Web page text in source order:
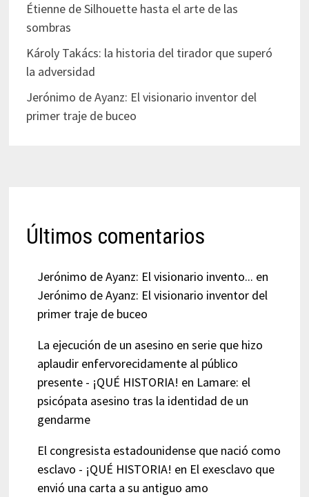
Étienne de Silhouette hasta el arte de las
sombras
Károly Takács: la historia del tirador que superó
la adversidad
Jerónimo de Ayanz: El visionario inventor del
primer traje de buceo
Últimos comentarios
Jerónimo de Ayanz: El visionario invento... en
Jerónimo de Ayanz: El visionario inventor del
primer traje de buceo
La ejecución de un asesino en serie que hizo
aplaudir enfervorecidamente al público
presente - ¡QUÉ HISTORIA! en Lamare: el
psicópata asesino tras la identidad de un
gendarme
El congresista estadounidense que nació como
esclavo - ¡QUÉ HISTORIA! en El exesclavo que
envió una carta a su antiguo amo